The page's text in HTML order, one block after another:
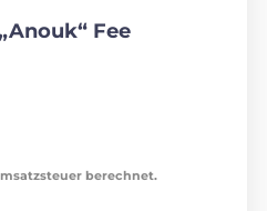
Fee
berechnet.